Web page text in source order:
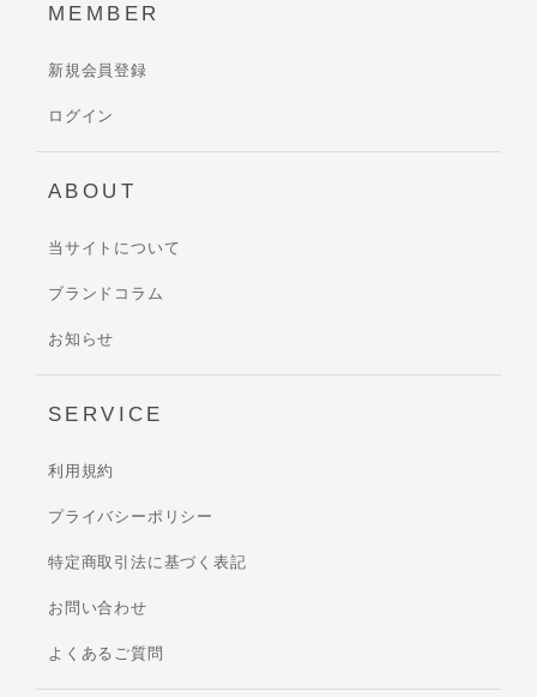
MEMBER
新規会員登録
ログイン
ABOUT
当サイトについて
ブランドコラム
お知らせ
SERVICE
利用規約
プライバシーポリシー
特定商取引法に基づく表記
お問い合わせ
よくあるご質問